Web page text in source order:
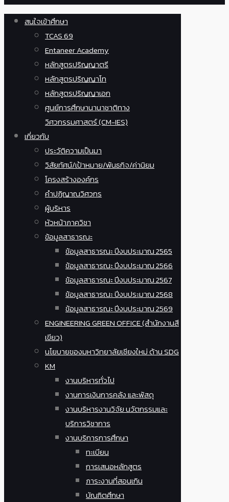
สนใจเข้าศึกษา
TCAS 69
Entaneer Academy
หลักสูตรปริญญาตรี
หลักสูตรปริญญาโท
หลักสูตรปริญญาเอก
ศูนย์การศึกษานานาชาติทาง
วิศวกรรมศาสตร์ (CM-IES)
เกี่ยวกับ
ประวัติความเป็นมา
วิสัยทัศน์/เป้าหมาย/พันธกิจ/ค่านิยม
โครงสร้างองค์กร
คำปฏิญาณวิศวกร
ผู้บริหาร
หัวหน้าภาควิชา
ข้อมูลสาธารณะ
ข้อมูลสาธารณะ ปีงบประมาณ 2565
ข้อมูลสาธารณะ ปีงบประมาณ 2566
ข้อมูลสาธารณะ ปีงบประมาณ 2567
ข้อมูลสาธารณะ ปีงบประมาณ 2568
ข้อมูลสาธารณะ ปีงบประมาณ 2569
ENGINEERING GREEN OFFICE (สำนักงานสี
เขียว)
นโยบายของมหาวิทยาลัยเชียงใหม่ ด้าน SDG
KM
งานบริหารทั่วไป
งานการเงินการคลัง และพัสดุ
งานบริหารงานวิจัย นวัตกรรมและ
บริการวิชาการ
งานบริการการศึกษา
ทะเบียน
การเสนอหลักสูตร
ภาระงานที่สอนเกิน
บัณฑิตศึกษา